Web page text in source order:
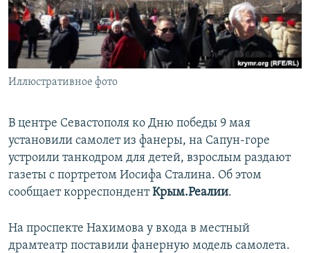
ПОБЕДИТЕЛЕЙ НЕ СУДЯТ?
КРЫМ.НЕПОКОРЕННЫЙ
ELIFBE
УКРАИНСКАЯ ПРОБЛЕМА КРЫМА
ПРИСОЕДИНЯЙТЕСЬ!
Иллюстративное фото
В центре Севастополя ко Дню победы 9 мая
установили самолет из фанеры, на Сапун-горе
устроили танкодром для детей, взрослым раздают
газеты с портретом Иосифа Сталина. Об этом
сообщает корреспондентКрым.Реалии.
На проспекте Нахимова у входа в местный
драмтеатр поставили фанерную модель самолета.